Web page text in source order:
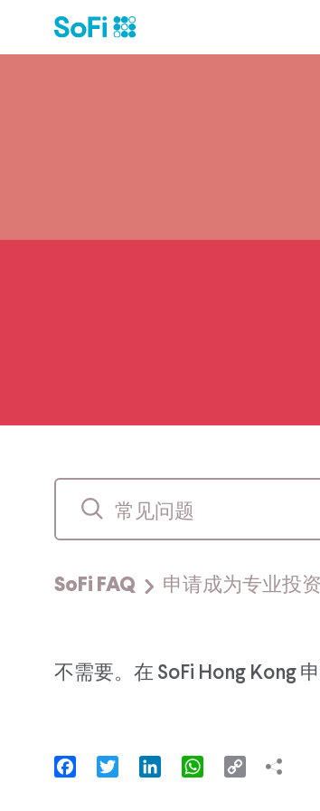
SoFi FAQ 申请成为专业投
不需要。在 SoFi Hong Kong
FacebookTwitter LinkedInWhatsApp
Copy